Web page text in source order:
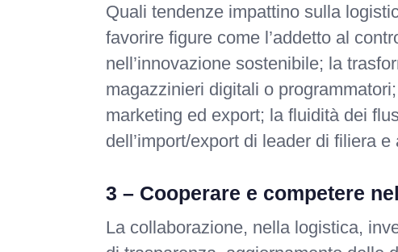
Quali tendenze impattino sulla
favorire figure come l’addetto al
nell’innovazione sostenibile; la
magazzinieri digitali o
marketing ed export; la fluidità dei
dell’import/export di leader di filiera
3 – Cooperare e competere
La collaborazione, nella logistica,